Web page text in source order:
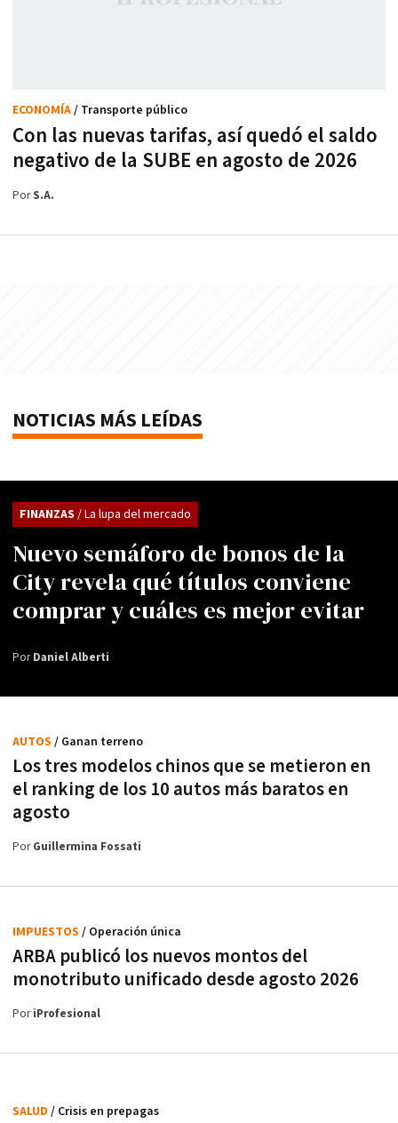
Con las nuevas tarifas, así quedó el saldo
negativo de la SUBE en agosto de 2026
ECONOMÍA/ Transporte público
PorS.A.
NOTICIAS MÁS LEÍDAS
Nuevo semáforo de bonos de la
City revela qué títulos conviene
comprar y cuáles es mejor evitar
FINANZAS / La lupa del mercado
PorDaniel Alberti
Los tres modelos chinos que se metieron en
el ranking de los 10 autos más baratos en
agosto
AUTOS / Ganan terreno
PorGuillermina Fossati
ARBA publicó los nuevos montos del
monotributo unificado desde agosto 2026
IMPUESTOS / Operación única
PoriProfesional
SALUD / Crisis en prepagas